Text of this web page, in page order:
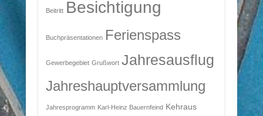
Beitritt Besichtigung
Buchpräsentationen Ferienspass
Gewerbegebiet Grußwort Jahresausflug
Jahreshauptversammlung
Jahresprogramm Karl-Heinz Bauernfeind Kehraus